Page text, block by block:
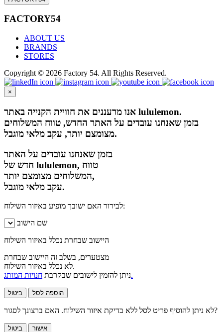
FACTORY54
ABOUT US
BRANDS
STORES
Copyright © 2026 Factory 54. All Rights Reserved.
×
אנו מרעננים את חוויית הקנייה באתר lululemon.
בזמן שאנחנו עובדים על האתר החדש, טווח המשלוחים
מצומצם יותר, עקב מלאי מוגבל.
בזמן שאנחנו עובדים על האתר
חדש של lululemon, טווח
המשלוחים מצומצם יותר,
עקב מלאי מוגבל.
לבירור האם ישובך מופיע באיזור השילוח:
שם הישוב
היישוב שבחרת נכלל באיזור השילוח
מצטערים, בשלב זה היישוב שבחרת
לא נכלל באיזור השילוח.
ניתן להזמין לישובים שבקרבתחנויות המותג.
ביטול הוספה לסל
לא ניתן להוסיף פריט לסל ללא בדיקת איזור השילוח. האם ברצונך לסגור?
ביטול אישור